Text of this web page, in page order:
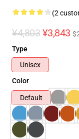
(2
¥4,803 ¥3,843
Type
Unisex
Color
Default